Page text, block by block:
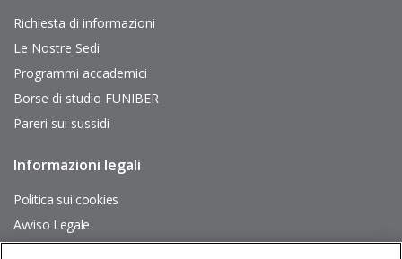
interés
Richiesta di informazioni
Le Nostre Sedi
Programmi accademici
Borse di studio FUNIBER
Pareri sui sussidi
Pie
página
Informazioni legali
Politica sui cookies
Avviso Legale
Mappa del Sito